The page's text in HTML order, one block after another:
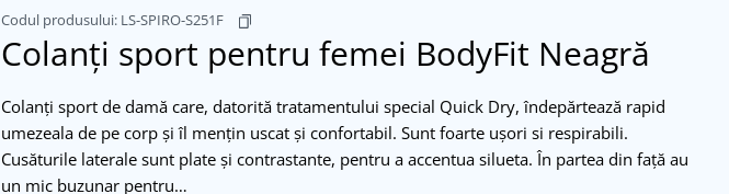
Codul produsului: LS-SPIRO-S251F
Colanți sport pentru femei BodyFit Neagră
Colanți sport de damă care, datorită tratamentului special Quick Dry, îndepărtează rapid
umezeala de pe corp și îl mențin uscat și confortabil. Sunt foarte ușori si respirabili.
Cusăturile laterale sunt plate și contrastante, pentru a accentua silueta. În partea din față au
un mic buzunar pentru…